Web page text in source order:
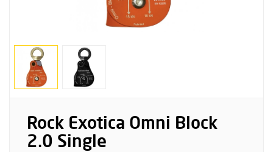
Rock Exotica Omni Block
2.0 Single